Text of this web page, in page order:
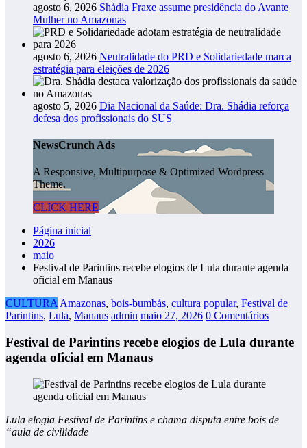
agosto 6, 2026 Shádia Fraxe assume presidência do Avante
Mulher no Amazonas
agosto 6, 2026 Neutralidade do PRD e Solidariedade marca
estratégia para eleições de 2026
agosto 5, 2026 Dia Nacional da Saúde: Dra. Shádia reforça
defesa dos profissionais do SUS
NewsCrunch Ads
A Responsive, Multipurpose & Optimized Wordpress
Theme.
CLICK HERE
Página inicial
2026
maio
Festival de Parintins recebe elogios de Lula durante agenda
oficial em Manaus
CULTURA Amazonas, bois-bumbás, cultura popular, Festival de
Parintins, Lula, Manaus admin maio 27, 2026 0 Comentários
Festival de Parintins recebe elogios de Lula durante
agenda oficial em Manaus
Lula elogia Festival de Parintins e chama disputa entre bois de
“aula de civilidade